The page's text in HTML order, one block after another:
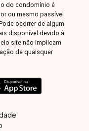
do condomínio é
ou mesmo passível
ocorrer de algum
disponível devido à
site não implicam
de quaisquer